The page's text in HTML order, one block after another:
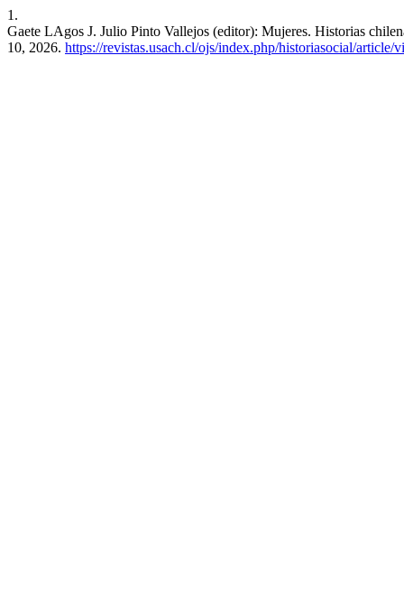
1.
Gaete LAgos J. Julio Pinto Vallejos (editor): Mujeres. Historias
10, 2026. https://revistas.usach.cl/ojs/index.php/historiasocial/article/